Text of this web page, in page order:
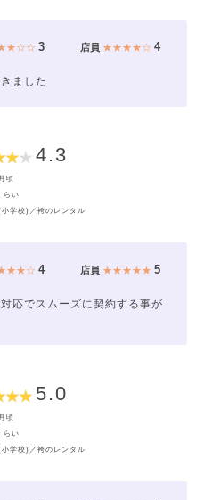
3 店員 ★★★★☆4
ました
4.3
頃
らい
学校)／袴のレンタル
4 店員 ★★★★★5
応でスムーズに契約する事が
5.0
頃
らい
学校)／袴のレンタル